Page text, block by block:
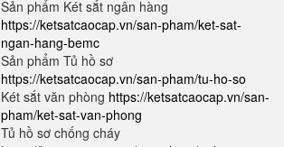
Sản phẩm Két sắt ngân hàng
https://ketsatcaocap.vn/san-pham/ket-sat-
ngan-hang-bemc
Sản phẩm Tủ hồ sơ
https://ketsatcaocap.vn/san-pham/tu-ho-so
Két sắt văn phòng https://ketsatcaocap.vn/san-
pham/ket-sat-van-phong
Tủ hồ sơ chống cháy